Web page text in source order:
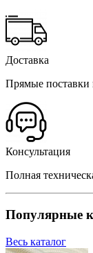
Доставка
Прямые поставки
Консультация
Полная
Популярные
Весь каталог